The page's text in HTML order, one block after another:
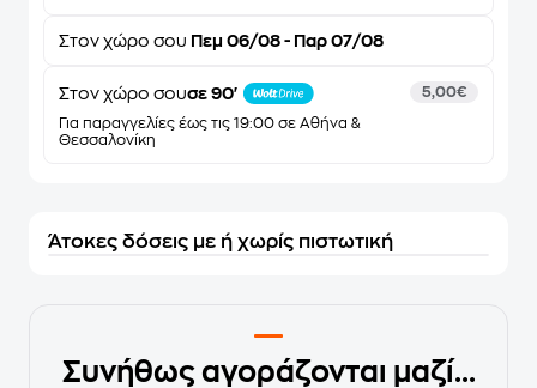
Στον χώρο σου Πεμ 06/08 - Παρ 07/08
Στον χώρο σουσε 90'
Για παραγγελίες έως τις 19:00 σε Αθήνα &
Θεσσαλονίκη
5,00€
Άτοκες δόσεις με ή χωρίς πιστωτική
Συνήθως αγοράζονται μαζί...